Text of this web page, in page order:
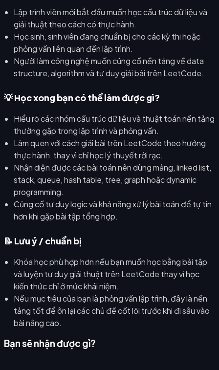
Lập trình viên mới bắt đầu muốn học cấu trúc dữ liệu và
giải thuật theo cách có thực hành.
Học sinh, sinh viên đang chuẩn bị cho các kỳ thi hoặc
phỏng vấn liên quan đến lập trình.
Người làm công nghệ muốn củng cố nền tảng về data
structure, algorithm và tư duy giải bài trên LeetCode.
💡 Học xong bạn có thể làm được gì?
Hiểu rõ các nhóm cấu trúc dữ liệu và thuật toán nền tảng
thường gặp trong lập trình và phỏng vấn.
Làm quen với cách giải bài trên LeetCode theo hướng
thực hành, thay vì chỉ học lý thuyết rời rạc.
Nhận diện được các bài toán nên dùng mảng, linked list,
stack, queue, hash table, tree, graph hoặc dynamic
programming.
Củng cố tư duy logic và khả năng xử lý bài toán để tự tin
hơn khi gặp bài tập tổng hợp.
📝 Lưu ý / chuẩn bị
Khóa học phù hợp hơn nếu bạn muốn học bằng bài tập
và luyện tư duy giải thuật trên LeetCode thay vì học
kiến thức chỉ ở mức khái niệm.
Nếu mục tiêu của bạn là phỏng vấn lập trình, đây là nền
tảng tốt để ôn lại các chủ đề cốt lõi trước khi đi sâu vào
bài nâng cao.
Bạn sẽ nhận được gì?